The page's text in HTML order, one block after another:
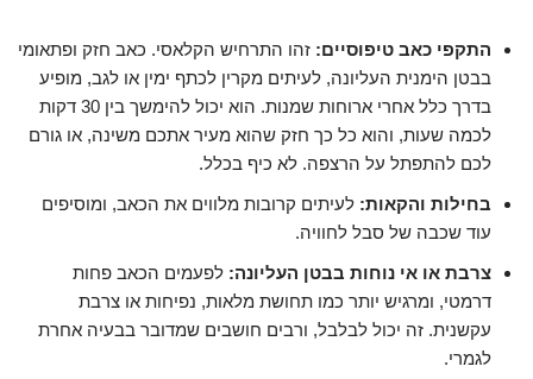
התקפי כאב טיפוסיים: זהו התרחיש הקלאסי. כאב חזק ופתאומי
בבטן הימנית העליונה, לעיתים מקרין לכתף ימין או לגב, מופיע
בדרך כלל אחרי ארוחות שמנות. הוא יכול להימשך בין 30 דקות
לכמה שעות, והוא כל כך חזק שהוא מעיר אתכם משינה, או גורם
לכם להתפתל על הרצפה. לא כיף בכלל.
בחילות והקאות: לעיתים קרובות מלווים את הכאב, ומוסיפים
עוד שכבה של סבל לחוויה.
צרבת או אי נוחות בבטן העליונה: לפעמים הכאב פחות
דרמטי, ומרגיש יותר כמו תחושת מלאות, נפיחות או צרבת
עקשנית. זה יכול לבלבל, ורבים חושבים שמדובר בבעיה אחרת
לגמרי.